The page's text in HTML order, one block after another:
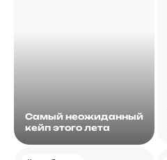
Самый неожиданный
кейп этого лета